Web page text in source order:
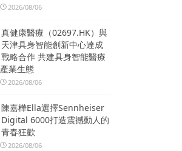
2026/08/06
真健康醫療（02697.HK）與
天津具身智能創新中心達成
戰略合作 共建具身智能醫療
產業生態
2026/08/06
陳嘉樺Ella選擇Sennheiser
Digital 6000打造震撼動人的
青春狂歡
2026/08/06